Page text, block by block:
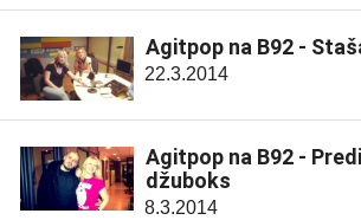
Agitpop na B92 -
22.3.2014
Agitpop na B92 -
džuboks
8.3.2014